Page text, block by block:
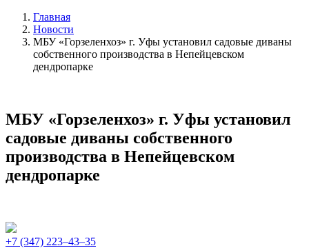
Главная
Новости
МБУ «Горзеленхоз» г. Уфы установил садовые диваны
собственного производства в Непейцевском
дендропарке
МБУ «Горзеленхоз» г. Уфы установил
садовые диваны собственного
производства в Непейцевском
дендропарке
+7 (347) 223‒43‒35